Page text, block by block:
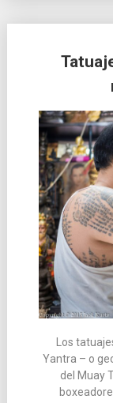
Los
Yantra – o
del Muay